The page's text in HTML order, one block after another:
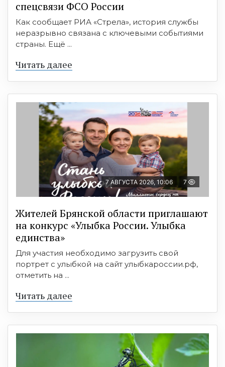
спецсвязи ФСО России
Как сообщает РИА «Стрела», история службы
неразрывно связана с ключевыми событиями
страны. Ещё ...
Читать далее
7 АВГУСТА 2026, 10:06 7
Жителей Брянской области приглашают
на конкурс «Улыбка России. Улыбка
единства»
Для участия необходимо загрузить свой
портрет с улыбкой на сайт улыбкароссии.рф,
отметить на ...
Читать далее